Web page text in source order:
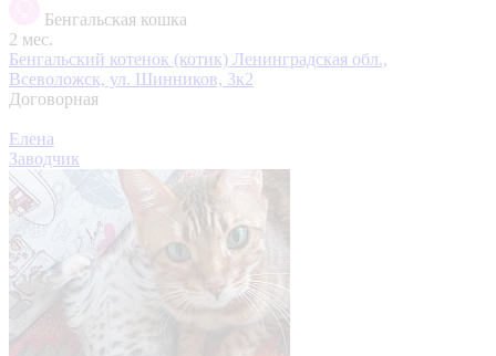
Бенгальская кошка
2 мес.
Бенгальский котенок (котик) Ленинградская обл.,
Всеволожск, ул. Шинников, 3к2
Договорная
Елена
Заводчик